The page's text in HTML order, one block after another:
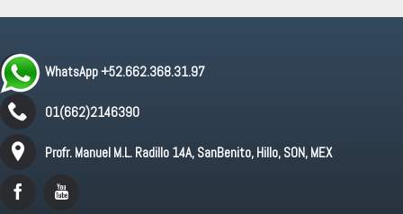
WhatsApp +52.662.368.31.97
01(662)2146390
Profr. Manuel M.L. Radillo 14A, SanBenito, Hillo, SON, MEX